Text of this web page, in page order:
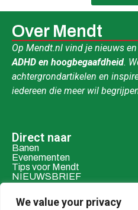
We value your privacy
Over Mendt
Op Mendt.nl vind je nieuws
ADHD en hoogbegaafdheid.
achtergrondartikelen en
iedereen die meer wil
Direct naar
Banen
Evenementen
Tips voor Mendt
NIEUWSBRIEF
Contact & social